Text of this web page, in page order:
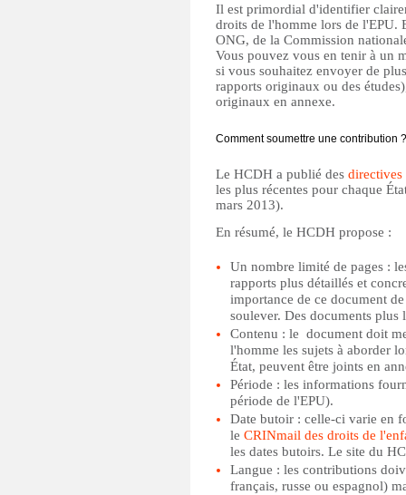
Il est primordial d'identifier
droits de l'homme lors de l'EPU.
ONG, de la Commission
Vous pouvez vous en tenir à un
si vous souhaitez envoyer de
rapports originaux ou des
originaux en annexe.
Comment soumettre une contribution ?
Le HCDH a publié des directives
les plus récentes pour chaque
mars 2013).
En résumé, le HCDH propose :
Un nombre limité de pages :
rapports plus détaillés et
importance de ce document
soulever. Des documents
Contenu : le document doit
l'homme les sujets à aborder
État, peuvent être joints en
Période : les informations
période de l'EPU).
Date butoir : celle-ci varie en
le CRINmail des droits de
les dates butoirs. Le site du
Langue : les contributions
français, russe ou espagnol)